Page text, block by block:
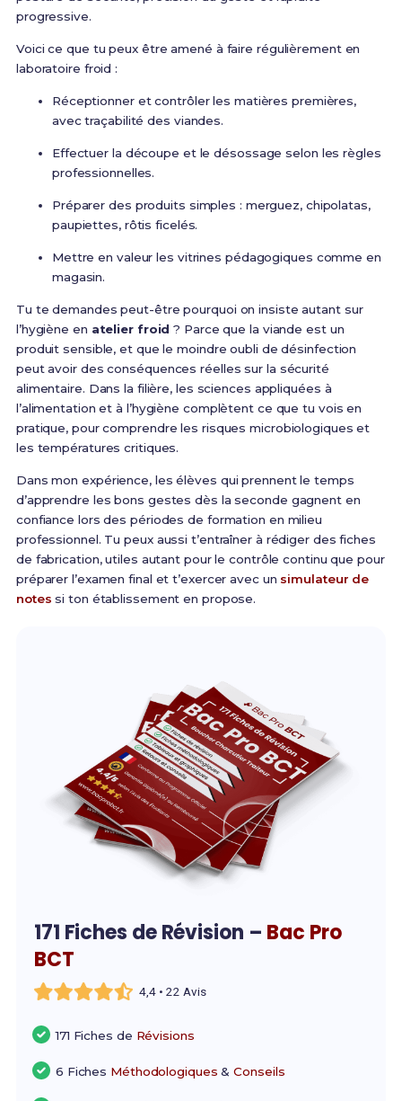
progressive.
Voici ce que tu peux être amené à faire régulièrement en
laboratoire froid :
Réceptionner et contrôler les matières premières,
avec traçabilité des viandes.
Effectuer la découpe et le désossage selon les règles
professionnelles.
Préparer des produits simples : merguez, chipolatas,
paupiettes, rôtis ficelés.
Mettre en valeur les vitrines pédagogiques comme en
magasin.
Tu te demandes peut-être pourquoi on insiste autant sur
l’hygiène en atelier froid ? Parce que la viande est un
produit sensible, et que le moindre oubli de désinfection
peut avoir des conséquences réelles sur la sécurité
alimentaire. Dans la filière, les sciences appliquées à
l’alimentation et à l’hygiène complètent ce que tu vois en
pratique, pour comprendre les risques microbiologiques et
les températures critiques.
Dans mon expérience, les élèves qui prennent le temps
d’apprendre les bons gestes dès la seconde gagnent en
confiance lors des périodes de formation en milieu
professionnel. Tu peux aussi t’entraîner à rédiger des fiches
de fabrication, utiles autant pour le contrôle continu que pour
préparer l’examen final et t’exercer avec un simulateur de
notes si ton établissement en propose.
171 Fiches de Révision – Bac Pro
BCT
4,4 • 22 Avis
171 Fiches de Révisions
6 Fiches Méthodologiques &Conseils